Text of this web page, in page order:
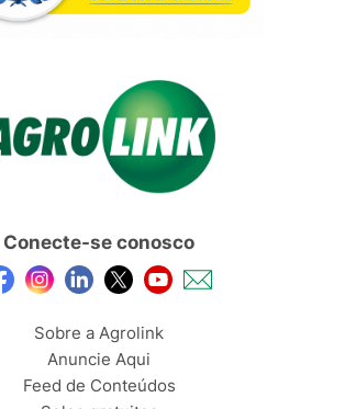
Conecte-se conosco
Sobre a Agrolink
Anuncie Aqui
Feed de Conteúdos